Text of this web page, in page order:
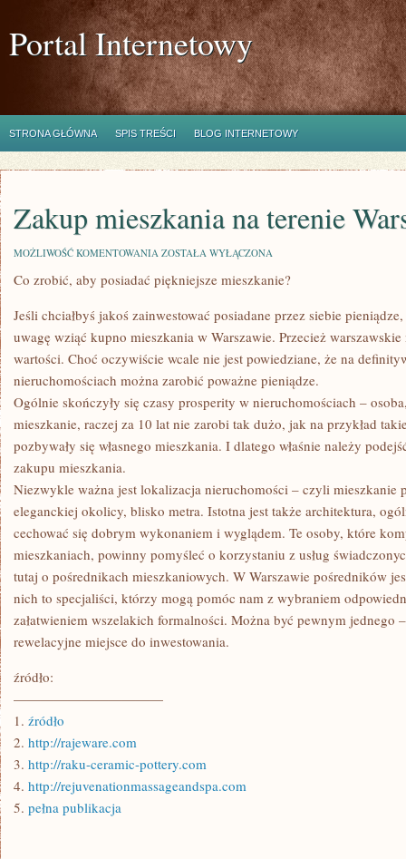
Portal Internetowy
STRONA GŁÓWNA SPIS TREŚCI BLOG INTERNETOWY
Zakup mieszkania na terenie
MOŻLIWOŚĆ KOMENTOWANIA ZAKUP
NA
TERENIE
ZOSTAŁA WYŁĄCZONA
Co zrobić, aby posiadać piękniejsze mieszkanie?
Jeśli chciałbyś jakoś zainwestować posiadane przez siebie
uwagę wziąć kupno mieszkania w Warszawie. Przecież
wartości. Choć oczywiście wcale nie jest powiedziane, że na
nieruchomościach można zarobić poważne pieniądze.
Ogólnie skończyły się czasy prosperity w nieruchomościach –
mieszkanie, raczej za 10 lat nie zarobi tak dużo, jak na przykład
pozbywały się własnego mieszkania. I dlatego właśnie należy
zakupu mieszkania.
Niezwykle ważna jest lokalizacja nieruchomości – czyli mieszkanie
eleganckiej okolicy, blisko metra. Istotna jest także architektura,
cechować się dobrym wykonaniem i wyglądem. Te osoby, które
mieszkaniach, powinny pomyśleć o korzystaniu z usług
tutaj o pośrednikach mieszkaniowych. W Warszawie pośredników
nich to specjaliści, którzy mogą pomóc nam z wybraniem
załatwieniem wszelakich formalności. Można być pewnym jednego
rewelacyjne miejsce do inwestowania.
źródło:
———————————
1. źródło
2. http://rajeware.com
3. http://raku-ceramic-pottery.com
4. http://rejuvenationmassageandspa.com
5. pełna publikacja